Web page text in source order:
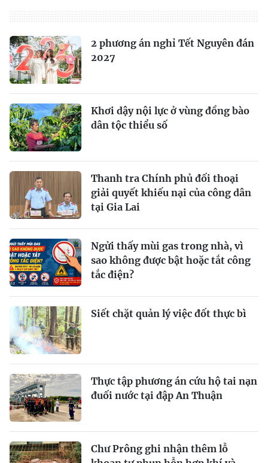
2 phương án nghỉ Tết Nguyên đán
2027
Khơi dậy nội lực ở vùng đồng bào
dân tộc thiểu số
Thanh tra Chính phủ đối thoại
giải quyết khiếu nại của công dân
tại Gia Lai
Ngửi thấy mùi gas trong nhà, vì
sao không được bật hoặc tắt công
tắc điện?
Siết chặt quản lý việc đốt thực bì
Thực tập phương án cứu hộ tai nạn
đuối nước tại đập An Thuận
Chư Prông ghi nhận thêm lỗ